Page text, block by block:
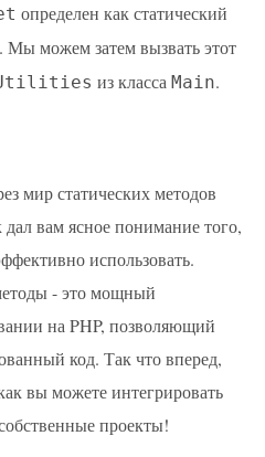
определен как статический
. Мы можем затем вызвать этот
из класса Main.
мир статических методов
вам ясное понимание того,
использовать.
- это мощный
на PHP, позволяющий
код. Так что вперед,
вы можете интегрировать
проекты!